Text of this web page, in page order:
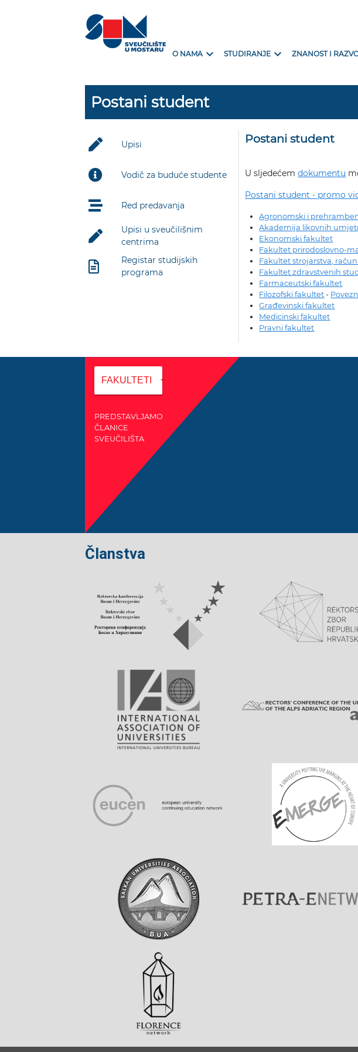
O NAMAexpand_more STUDIRANJEexpand_more ZNANOST I
Postani student
Upisi
Vodič za buduće studente
Red predavanja
Upisi u sveučilišnim
centrima
Registar studijskih
programa
Postani student
U sljedećemdokumentu
Postani student - promo
Agronomski i
Akademija likovnih
Ekonomski fakultet
Fakultet prirodoslovno-
Fakultet strojarstva,
Fakultet zdravstvenih
Farmaceutski fakultet
Filozofski fakultet -
Građevinski fakultet
Medicinski fakultet
Pravni fakultet
FAKULTETI arrow_drop_down
PREDSTAVLJAMO
ČLANICE
SVEUČILIŠTA
Članstva